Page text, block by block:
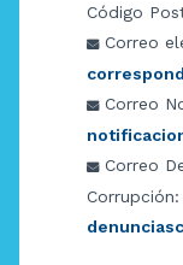
Código
Correo
Correo
Correo
Corrupción: